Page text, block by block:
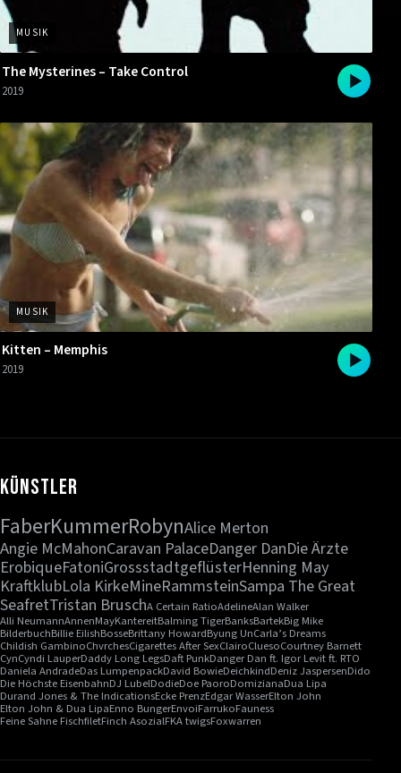
MUSIK
The Mysterines – Take Control
2019
MUSIK
Kitten – Memphis
2019
Künstler
FaberKummerRobynAlice Merton
Angie McMahonCaravan PalaceDanger DanDie Ärzte
ErobiqueFatoniGrossstadtgeflüsterHenning May
KraftklubLola KirkeMineRammsteinSampa The Great
SeafretTristan BruschA Certain RatioAdelineAlan Walker
Alli NeumannAnnenMayKantereitBalming TigerBanksBartekBig Mike
BilderbuchBillie EilishBosseBrittany HowardByung UnCarla’s Dreams
Childish GambinoChvrchesCigarettes After SexClairoCluesoCourtney Barnett
CynCyndi LauperDaddy Long LegsDaft PunkDanger Dan ft. Igor Levit ft. RTO
Daniela AndradeDas LumpenpackDavid BowieDeichkindDeniz JaspersenDido
Die Höchste EisenbahnDJ LubelDodieDoe PaoroDomizianaDua Lipa
Durand Jones & The IndicationsEcke PrenzEdgar WasserElton John
Elton John & Dua LipaEnno BungerEnvoiFarrukoFauness
Feine Sahne FischfiletFinch AsozialFKA twigsFoxwarren